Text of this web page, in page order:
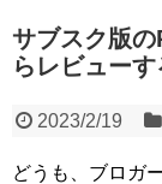
サブスク版
らレビューす
2023/2/19
どうも、ブロガ